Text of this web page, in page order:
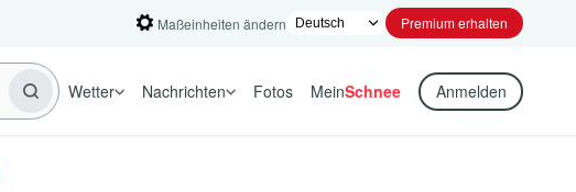
Maßeinheiten ändern Premium erhalten
Wetter Nachrichten Fotos MeinSchnee Anmelden